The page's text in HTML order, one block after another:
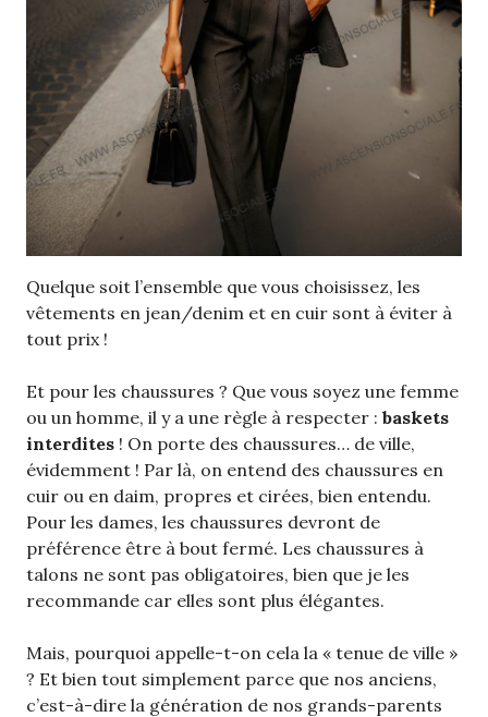
Quelque soit l’ensemble que vous choisissez, les
vêtements en jean/denim et en cuir sont à éviter à
tout prix !
Et pour les chaussures ? Que vous soyez une femme
ou un homme, il y a une règle à respecter : baskets
interdites ! On porte des chaussures… de ville,
évidemment ! Par là, on entend des chaussures en
cuir ou en daim, propres et cirées, bien entendu.
Pour les dames, les chaussures devront de
préférence être à bout fermé. Les chaussures à
talons ne sont pas obligatoires, bien que je les
recommande car elles sont plus élégantes.
Mais, pourquoi appelle-t-on cela la « tenue de ville »
? Et bien tout simplement parce que nos anciens,
c’est-à-dire la génération de nos grands-parents